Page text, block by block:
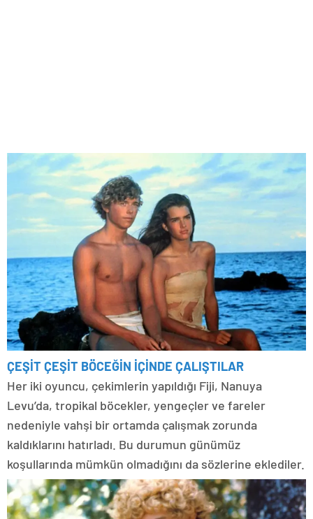
ÇEŞİT ÇEŞİT BÖCEĞİN İÇİNDE ÇALIŞTILAR
Her iki oyuncu, çekimlerin yapıldığı Fiji, Nanuya
Levu’da, tropikal böcekler, yengeçler ve fareler
nedeniyle vahşi bir ortamda çalışmak zorunda
kaldıklarını hatırladı. Bu durumun günümüz
koşullarında mümkün olmadığını da sözlerine eklediler.